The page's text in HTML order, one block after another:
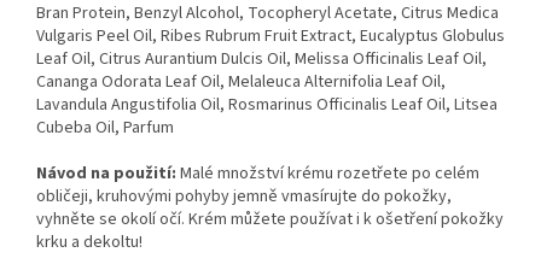
Bran Protein, Benzyl Alcohol, Tocopheryl Acetate, Citrus Medica
Vulgaris Peel Oil, Ribes Rubrum Fruit Extract, Eucalyptus Globulus
Leaf Oil, Citrus Aurantium Dulcis Oil, Melissa Officinalis Leaf Oil,
Cananga Odorata Leaf Oil, Melaleuca Alternifolia Leaf Oil,
Lavandula Angustifolia Oil, Rosmarinus Officinalis Leaf Oil, Litsea
Cubeba Oil, Parfum
Návod na použití: Malé množství krému rozetřete po celém
obličeji, kruhovými pohyby jemně vmasírujte do pokožky,
vyhněte se okolí očí. Krém můžete používat i k ošetření pokožky
krku a dekoltu!